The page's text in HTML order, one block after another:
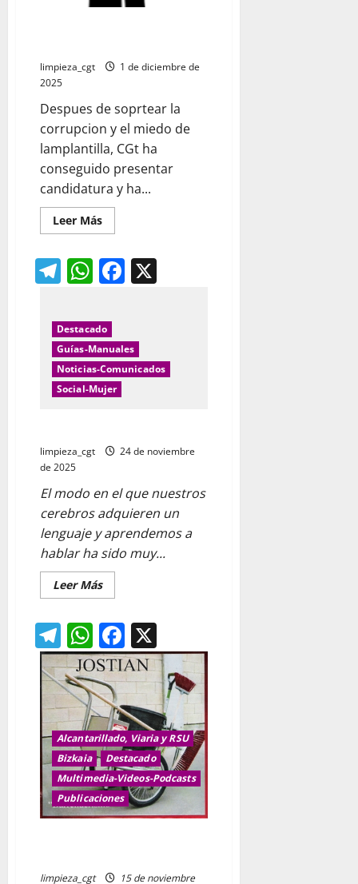
limpieza_cgt
1 de diciembre de
2025
Despues de soprtear la
corrupcion y el miedo de
lamplantilla, CGt ha
conseguido presentar
candidatura y ha...
Leer MásLeer
más
Resultado
elecciones
limpieza
Telegram
WhatsApp
Facebook
Destacado
Guías-Manuales
Noticias-Comunicados
Social-Mujer
limpieza_cgt
24 de noviembre
de 2025
El modo en el que nuestros
cerebros adquieren un
lenguaje y aprendemos a
hablar ha sido muy...
Leer MásLeer
más
Manual
del
lenguaje
NO
SEXISTA
Telegram
WhatsApp
Facebook
Alcantarillado, Viaria y RSU
Bizkaia
Destacado
Multimedia-Videos-Podcasts
Publicaciones
limpieza_cgt
15 de noviembre